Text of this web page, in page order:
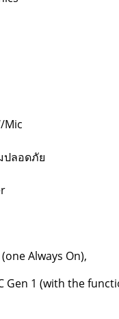
Mic
ลอดภัย
Always On),
Gen 1 (with the